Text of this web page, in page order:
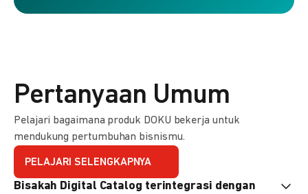
Pertanyaan Umum
Pelajari bagaimana produk DOKU bekerja untuk
mendukung pertumbuhan bisnismu.
PELAJARI SELENGKAPNYA
Bisakah Digital Catalog terintegrasi dengan